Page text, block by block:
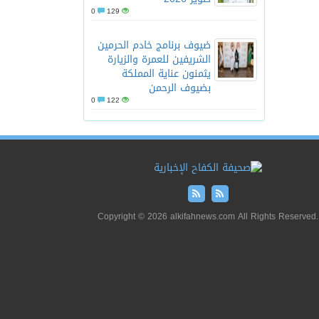
129
ضيوف برنامج خادم الحرمين
الشريفين للعمرة والزيارة
يثمنون عناية المملكة
بضيوف الرحمن
122
Copyright © 2026 alkifahnews.com All Rights Reserved.